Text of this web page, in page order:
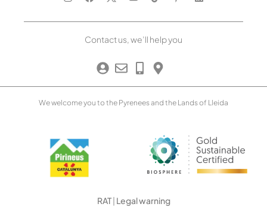
Contact us, we’ll help you
We welcome you to the Pyrenees and the Lands of Lleida
RAT| Legal warning